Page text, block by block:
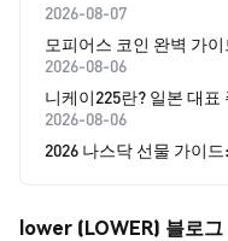
2026-08-07
모피어스 코인 완벽 가
2026-08-06
니케이225란? 일본 대
2026-08-06
2026 나스닥 선물 가이
lower (LOWER) 블로그